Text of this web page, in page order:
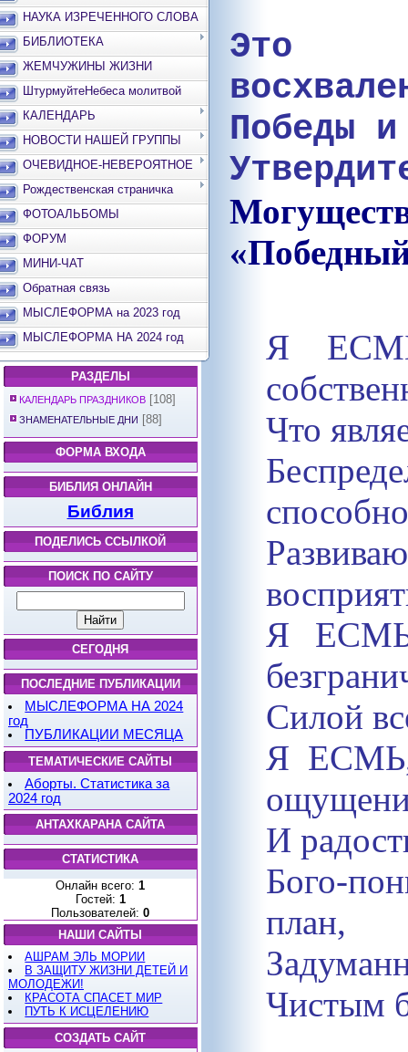
НАУКА ИЗРЕЧЕННОГО СЛОВА
БИБЛИОТЕКА
ЖЕМЧУЖИНЫ ЖИЗНИ
ШтурмуйтеНебеса молитвой
КАЛЕНДАРЬ
НОВОСТИ НАШЕЙ ГРУППЫ
ОЧЕВИДНОЕ-НЕВЕРОЯТНОЕ
Рождественская страничка
ФОТОАЛЬБОМЫ
ФОРУМ
МИНИ-ЧАТ
Обратная связь
МЫСЛЕФОРМА на 2023 год
МЫСЛЕФОРМА НА 2024 год
РАЗДЕЛЫ
КАЛЕНДАРЬ ПРАЗДНИКОВ [108]
ЗНАМЕНАТЕЛЬНЫЕ ДНИ [88]
ФОРМА ВХОДА
БИБЛИЯ ОНЛАЙН
Библия
ПОДЕЛИСЬ ССЫЛКОЙ
ПОИСК ПО САЙТУ
СЕГОДНЯ
ПОСЛЕДНИЕ ПУБЛИКАЦИИ
МЫСЛЕФОРМА НА 2024
год
ПУБЛИКАЦИИ МЕСЯЦА
ТЕМАТИЧЕСКИЕ САЙТЫ
Аборты. Статистика за
2024 год
АНТАХКАРАНА САЙТА
СТАТИСТИКА
Онлайн всего: 1
Гостей: 1
Пользователей: 0
НАШИ САЙТЫ
АШРАМ ЭЛЬ МОРИИ
В ЗАЩИТУ ЖИЗНИ ДЕТЕЙ И
МОЛОДЕЖИ!
КРАСОТА СПАСЕТ МИР
ПУТЬ К ИСЦЕЛЕНИЮ
СОЗДАТЬ САЙТ
Это
Победы
Я ЕСМЬ
Что
Я ЕСМЬ
Силой
Я
И
Бого-
план,
Чистым